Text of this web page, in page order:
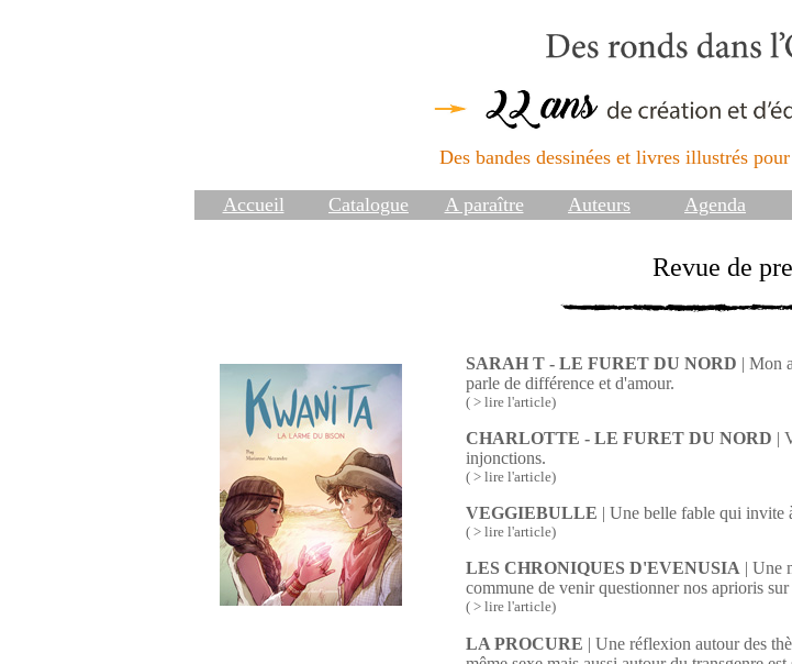
Des bandes dessinées et livres illustrés
Accueil Catalogue A paraître Auteurs Agenda
Revue de
SARAH T - LE FURET DU NORD | Mon
parle de différence et d'amour.
( > lire l'article)
CHARLOTTE - LE FURET DU NORD |
injonctions.
( > lire l'article)
VEGGIEBULLE | Une belle fable qui invite
( > lire l'article)
LES CHRONIQUES D'EVENUSIA | Une
commune de venir questionner nos aprioris
( > lire l'article)
LA PROCURE | Une réflexion autour des